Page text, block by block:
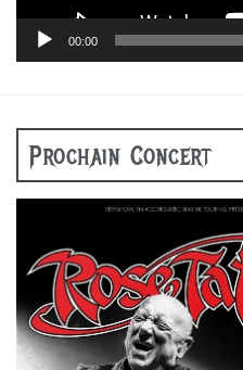
00:00
Prochain Concert